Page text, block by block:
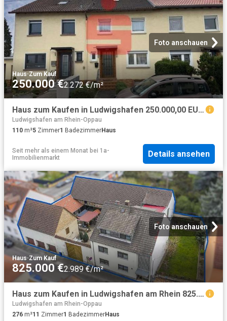
Foto anschauen
Haus·Zum Kauf
250.000 €2.272 €/m²
Haus zum Kaufen in Ludwigshafen 250.000,00 EUR 110 m²
Ludwigshafen am Rhein-Oppau
110 m²5 Zimmer1 BadezimmerHaus
Seit mehr als einem Monat bei 1a-
Immobilienmarkt
Details ansehen
Foto anschauen
Haus·Zum Kauf
825.000 €2.989 €/m²
Haus zum Kaufen in Ludwigshafen am Rhein 825.000,00 EUR 276 m²
Ludwigshafen am Rhein-Oppau
276 m²11 Zimmer1 BadezimmerHaus